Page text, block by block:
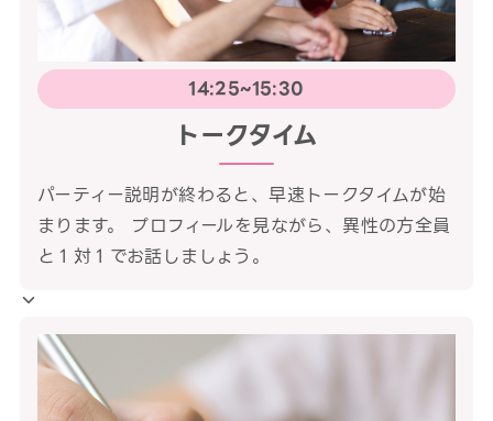
14:25~15:30
トークタイム
パーティー説明が終わると、早速トークタイムが始
まります。 プロフィールを見ながら、異性の方全員
と１対１でお話しましょう。